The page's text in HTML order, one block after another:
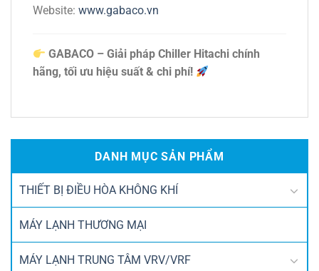
Website: www.gabaco.vn
GABACO – Giải pháp Chiller Hitachi chính
hãng, tối ưu hiệu suất & chi phí!
DANH MỤC SẢN PHẨM
THIẾT BỊ ĐIỀU HÒA KHÔNG KHÍ
MÁY LẠNH THƯƠNG MẠI
MÁY LẠNH TRUNG TÂM VRV/VRF